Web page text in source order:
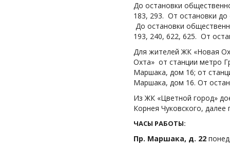
До остановки
183, 293. От остановки
До остановки
193, 240, 622, 625. От
Для жителей ЖК «Новая
Охта» от станции метро
Маршака, дом 16; от
Маршака, дом 16. От
Из ЖК «Цветной город»
Корнея Чуковского,
ЧАСЫ РАБОТЫ:
Пр. Маршака, д. 22